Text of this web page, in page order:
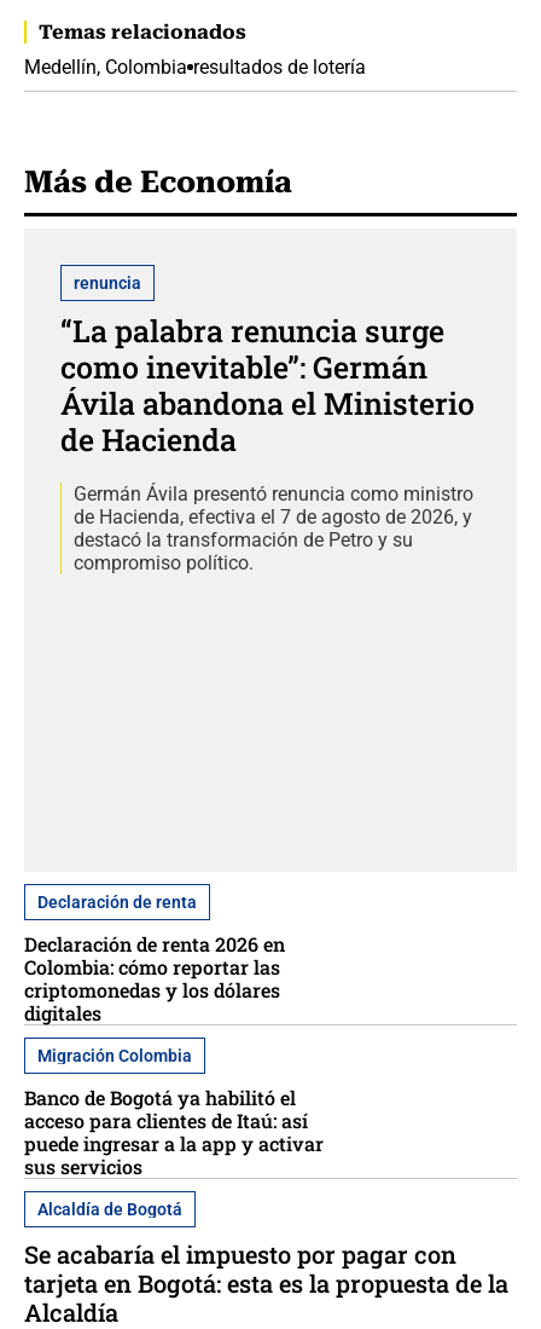
Temas relacionados
Medellín, Colombia resultados de lotería
Más de Economía
renuncia
“La palabra renuncia surge
como inevitable”: Germán
Ávila abandona el Ministerio
de Hacienda
Germán Ávila presentó renuncia como ministro
de Hacienda, efectiva el 7 de agosto de 2026, y
destacó la transformación de Petro y su
compromiso político.
Declaración de renta
Declaración de renta 2026 en
Colombia: cómo reportar las
criptomonedas y los dólares
digitales
Migración Colombia
Banco de Bogotá ya habilitó el
acceso para clientes de Itaú: así
puede ingresar a la app y activar
sus servicios
Alcaldía de Bogotá
Se acabaría el impuesto por pagar con
tarjeta en Bogotá: esta es la propuesta de la
Alcaldía